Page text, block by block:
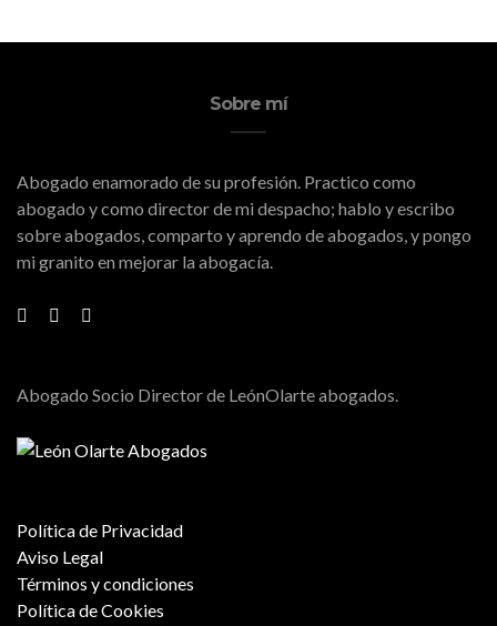
Sobre mí
Abogado enamorado de su profesión. Practico como
abogado y como director de mi despacho; hablo y escribo
sobre abogados, comparto y aprendo de abogados, y pongo
mi granito en mejorar la abogacía.
Abogado Socio Director de LeónOlarte abogados.
Política de Privacidad
Aviso Legal
Términos y condiciones
Política de Cookies